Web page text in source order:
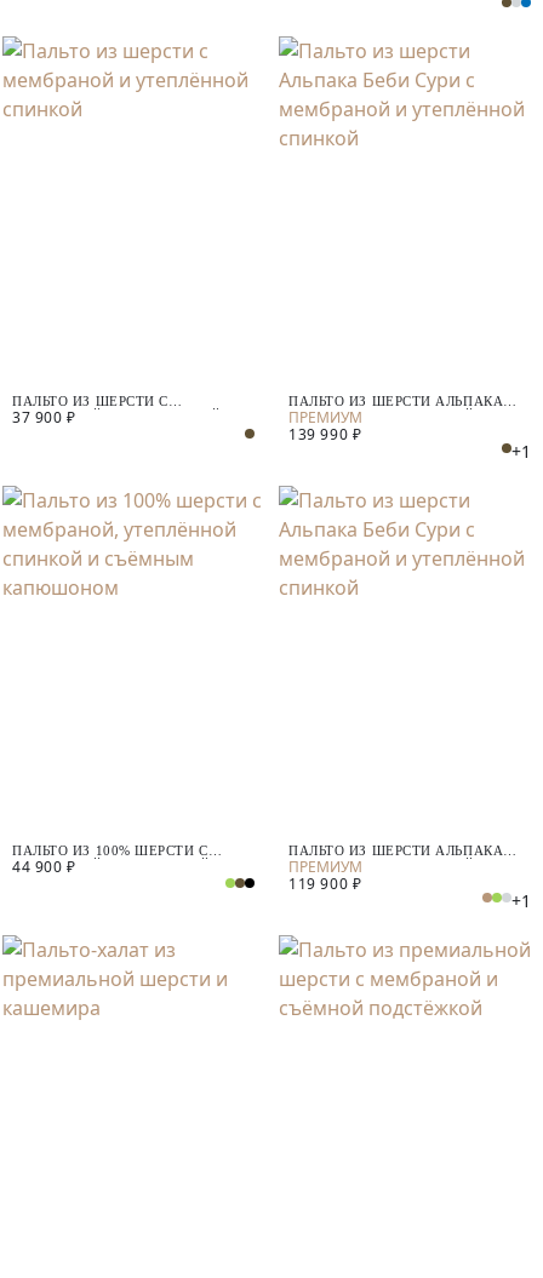
ПАЛЬТО ИЗ ШЕРСТИ С
МЕМБРАНОЙ И УТЕПЛЁННОЙ
37 900 ₽
ПАЛЬТО ИЗ ШЕРСТИ АЛЬПАКА
БЕБИ СУРИ С МЕМБРАНОЙ И
УТЕПЛЁННОЙ СПИНКОЙ
139 990 ₽
+1
ПАЛЬТО ИЗ 100% ШЕРСТИ С
МЕМБРАНОЙ, УТЕПЛЁННОЙ
44 900 ₽
ПАЛЬТО ИЗ ШЕРСТИ АЛЬПАКА
БЕБИ СУРИ С МЕМБРАНОЙ И
УТЕПЛЁННОЙ СПИНКОЙ
119 900 ₽
+1